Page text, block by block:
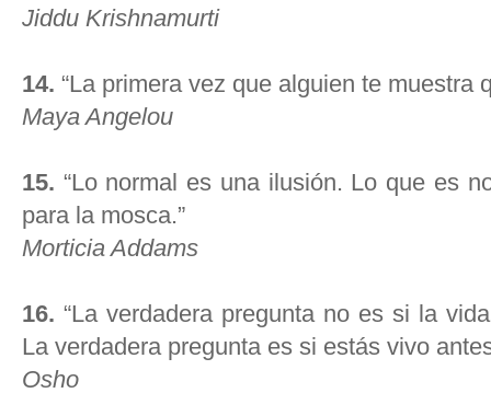
Jiddu Krishnamurti
14. “La primera vez que alguien te muestra
Maya Angelou
15. “Lo normal es una ilusión. Lo que es
para la mosca.”
Morticia Addams
16. “La verdadera pregunta no es si la
La verdadera pregunta es si estás vivo
Osho